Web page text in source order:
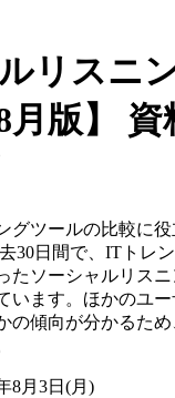
リスニ
版】 資
ツールの比較に役
日間で、ITトレン
ソーシャルリスニ
ます。ほかのユー
傾向が分かるため
月3日(月)